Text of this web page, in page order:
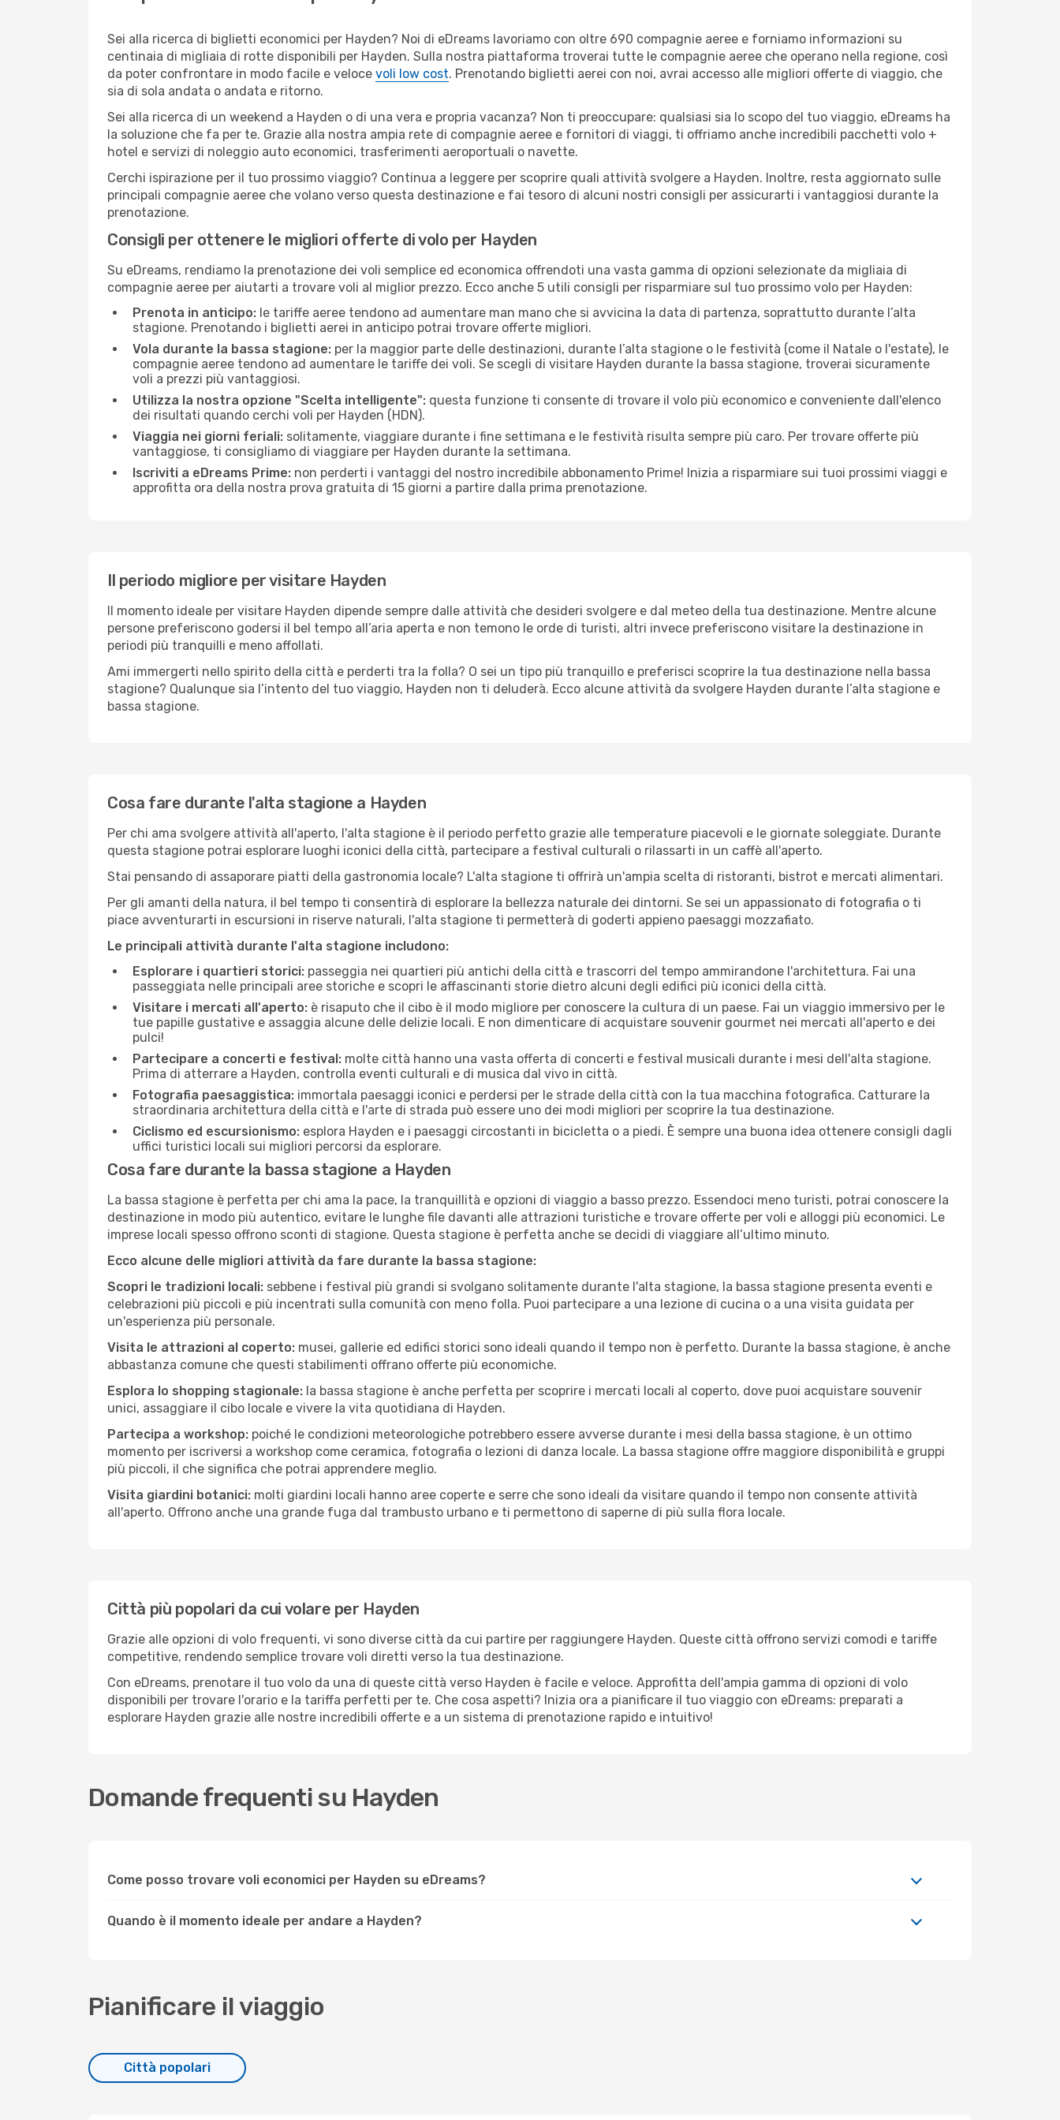
Sei alla ricerca di biglietti economici per Hayden? Noi di eDreams lavoriamo con oltre 690 compagnie aeree e forniamo informazioni su
centinaia di migliaia di rotte disponibili per Hayden. Sulla nostra piattaforma troverai tutte le compagnie aeree che operano nella regione, così
da poter confrontare in modo facile e veloce voli low cost. Prenotando biglietti aerei con noi, avrai accesso alle migliori offerte di viaggio, che
sia di sola andata o andata e ritorno.
Sei alla ricerca di un weekend a Hayden o di una vera e propria vacanza? Non ti preoccupare: qualsiasi sia lo scopo del tuo viaggio, eDreams ha
la soluzione che fa per te. Grazie alla nostra ampia rete di compagnie aeree e fornitori di viaggi, ti offriamo anche incredibili pacchetti volo +
hotel e servizi di noleggio auto economici, trasferimenti aeroportuali o navette.
Cerchi ispirazione per il tuo prossimo viaggio? Continua a leggere per scoprire quali attività svolgere a Hayden. Inoltre, resta aggiornato sulle
principali compagnie aeree che volano verso questa destinazione e fai tesoro di alcuni nostri consigli per assicurarti i vantaggiosi durante la
prenotazione.
Consigli per ottenere le migliori offerte di volo per Hayden
Su eDreams, rendiamo la prenotazione dei voli semplice ed economica offrendoti una vasta gamma di opzioni selezionate da migliaia di
compagnie aeree per aiutarti a trovare voli al miglior prezzo. Ecco anche 5 utili consigli per risparmiare sul tuo prossimo volo per Hayden:
Prenota in anticipo: le tariffe aeree tendono ad aumentare man mano che si avvicina la data di partenza, soprattutto durante l’alta
stagione. Prenotando i biglietti aerei in anticipo potrai trovare offerte migliori.
Vola durante la bassa stagione: per la maggior parte delle destinazioni, durante l’alta stagione o le festività (come il Natale o l'estate), le
compagnie aeree tendono ad aumentare le tariffe dei voli. Se scegli di visitare Hayden durante la bassa stagione, troverai sicuramente
voli a prezzi più vantaggiosi.
Utilizza la nostra opzione "Scelta intelligente": questa funzione ti consente di trovare il volo più economico e conveniente dall'elenco
dei risultati quando cerchi voli per Hayden (HDN).
Viaggia nei giorni feriali: solitamente, viaggiare durante i fine settimana e le festività risulta sempre più caro. Per trovare offerte più
vantaggiose, ti consigliamo di viaggiare per Hayden durante la settimana.
Iscriviti a eDreams Prime: non perderti i vantaggi del nostro incredibile abbonamento Prime! Inizia a risparmiare sui tuoi prossimi viaggi e
approfitta ora della nostra prova gratuita di 15 giorni a partire dalla prima prenotazione.
Il periodo migliore per visitare Hayden
Il momento ideale per visitare Hayden dipende sempre dalle attività che desideri svolgere e dal meteo della tua destinazione. Mentre alcune
persone preferiscono godersi il bel tempo all’aria aperta e non temono le orde di turisti, altri invece preferiscono visitare la destinazione in
periodi più tranquilli e meno affollati.
Ami immergerti nello spirito della città e perderti tra la folla? O sei un tipo più tranquillo e preferisci scoprire la tua destinazione nella bassa
stagione? Qualunque sia l’intento del tuo viaggio, Hayden non ti deluderà. Ecco alcune attività da svolgere Hayden durante l’alta stagione e
bassa stagione.
Cosa fare durante l'alta stagione a Hayden
Per chi ama svolgere attività all'aperto, l'alta stagione è il periodo perfetto grazie alle temperature piacevoli e le giornate soleggiate. Durante
questa stagione potrai esplorare luoghi iconici della città, partecipare a festival culturali o rilassarti in un caffè all'aperto.
Stai pensando di assaporare piatti della gastronomia locale? L'alta stagione ti offrirà un'ampia scelta di ristoranti, bistrot e mercati alimentari.
Per gli amanti della natura, il bel tempo ti consentirà di esplorare la bellezza naturale dei dintorni. Se sei un appassionato di fotografia o ti
piace avventurarti in escursioni in riserve naturali, l'alta stagione ti permetterà di goderti appieno paesaggi mozzafiato.
Le principali attività durante l'alta stagione includono:
Esplorare i quartieri storici: passeggia nei quartieri più antichi della città e trascorri del tempo ammirandone l'architettura. Fai una
passeggiata nelle principali aree storiche e scopri le affascinanti storie dietro alcuni degli edifici più iconici della città.
Visitare i mercati all'aperto: è risaputo che il cibo è il modo migliore per conoscere la cultura di un paese. Fai un viaggio immersivo per le
tue papille gustative e assaggia alcune delle delizie locali. E non dimenticare di acquistare souvenir gourmet nei mercati all'aperto e dei
pulci!
Partecipare a concerti e festival: molte città hanno una vasta offerta di concerti e festival musicali durante i mesi dell'alta stagione.
Prima di atterrare a Hayden, controlla eventi culturali e di musica dal vivo in città.
Fotografia paesaggistica: immortala paesaggi iconici e perdersi per le strade della città con la tua macchina fotografica. Catturare la
straordinaria architettura della città e l'arte di strada può essere uno dei modi migliori per scoprire la tua destinazione.
Ciclismo ed escursionismo: esplora Hayden e i paesaggi circostanti in bicicletta o a piedi. È sempre una buona idea ottenere consigli dagli
uffici turistici locali sui migliori percorsi da esplorare.
Cosa fare durante la bassa stagione a Hayden
La bassa stagione è perfetta per chi ama la pace, la tranquillità e opzioni di viaggio a basso prezzo. Essendoci meno turisti, potrai conoscere la
destinazione in modo più autentico, evitare le lunghe file davanti alle attrazioni turistiche e trovare offerte per voli e alloggi più economici. Le
imprese locali spesso offrono sconti di stagione. Questa stagione è perfetta anche se decidi di viaggiare all’ultimo minuto.
Ecco alcune delle migliori attività da fare durante la bassa stagione:
Scopri le tradizioni locali: sebbene i festival più grandi si svolgano solitamente durante l'alta stagione, la bassa stagione presenta eventi e
celebrazioni più piccoli e più incentrati sulla comunità con meno folla. Puoi partecipare a una lezione di cucina o a una visita guidata per
un'esperienza più personale.
Visita le attrazioni al coperto: musei, gallerie ed edifici storici sono ideali quando il tempo non è perfetto. Durante la bassa stagione, è anche
abbastanza comune che questi stabilimenti offrano offerte più economiche.
Esplora lo shopping stagionale: la bassa stagione è anche perfetta per scoprire i mercati locali al coperto, dove puoi acquistare souvenir
unici, assaggiare il cibo locale e vivere la vita quotidiana di Hayden.
Partecipa a workshop: poiché le condizioni meteorologiche potrebbero essere avverse durante i mesi della bassa stagione, è un ottimo
momento per iscriversi a workshop come ceramica, fotografia o lezioni di danza locale. La bassa stagione offre maggiore disponibilità e gruppi
più piccoli, il che significa che potrai apprendere meglio.
Visita giardini botanici: molti giardini locali hanno aree coperte e serre che sono ideali da visitare quando il tempo non consente attività
all'aperto. Offrono anche una grande fuga dal trambusto urbano e ti permettono di saperne di più sulla flora locale.
Città più popolari da cui volare per Hayden
Grazie alle opzioni di volo frequenti, vi sono diverse città da cui partire per raggiungere Hayden. Queste città offrono servizi comodi e tariffe
competitive, rendendo semplice trovare voli diretti verso la tua destinazione.
Con eDreams, prenotare il tuo volo da una di queste città verso Hayden è facile e veloce. Approfitta dell'ampia gamma di opzioni di volo
disponibili per trovare l'orario e la tariffa perfetti per te. Che cosa aspetti? Inizia ora a pianificare il tuo viaggio con eDreams: preparati a
esplorare Hayden grazie alle nostre incredibili offerte e a un sistema di prenotazione rapido e intuitivo!
Domande frequenti su Hayden
Come posso trovare voli economici per Hayden su eDreams?
Quando è il momento ideale per andare a Hayden?
Pianificare il viaggio
Città popolari